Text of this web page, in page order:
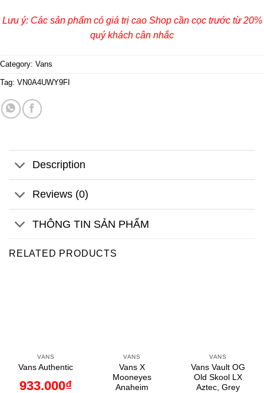
Lưu ý: Các sản phẩm có giá trị cao Shop cần cọc trước từ 20%
quý khách cân nhắc
Category: Vans
Tag: VN0A4UWY9FI
Description
Reviews (0)
THÔNG TIN SẢN PHẨM
RELATED PRODUCTS
VANS
Vans Authentic
933.000₫
VANS
Vans X
Mooneyes
Anaheim
VANS
Vans Vault OG
Old Skool LX
Aztec, Grey